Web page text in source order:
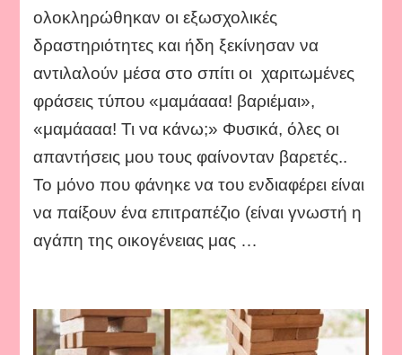
με
μετακινούμενες
σκάλες
και
φίδια!
ολοκληρώθηκαν οι εξωσχολικές
δραστηριότητες και ήδη ξεκίνησαν να
αντιλαλούν μέσα στο σπίτι οι χαριτωμένες
φράσεις τύπου «μαμάααα! βαριέμαι»,
«μαμάααα! Τι να κάνω;» Φυσικά, όλες οι
απαντήσεις μου τους φαίνονταν βαρετές..
Το μόνο που φάνηκε να του ενδιαφέρει είναι
να παίξουν ένα επιτραπέζιο (είναι γνωστή η
αγάπη της οικογένειας μας …